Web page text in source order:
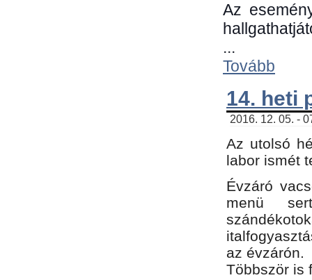
Az
...
Tovább
14. heti
2016. 12. 05. -
Az utolsó
labor ismét
Évzáró
menü
az évzárón.
Többször is